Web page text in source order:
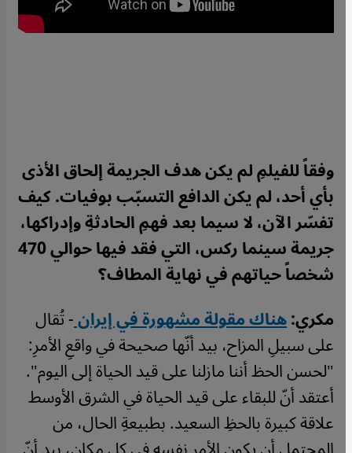
وفقاً للفيلمِ لم يكن هدف الجريمة إلحاق الأذى
بأي أحد، لم يكن الدافع التسبّب بوفيات. كيف
تفسّر الآن، لا سيما بعد فهمِ الحادثةِ وإدراكها،
جريمة سينما ركس، التي فقد فيها حوالي 470
شخصاً حياتهم في نهاية المطاف؟
مكري:هناك مقولة مشهورة في إيران- تُقال
على سبيلِ المزاح، بيد أنّها صحيحة في واقعِ الأمرِ:
"لحسن الحظ أننا مازلنا على قيد الحياة إلى اليوم".
أعتقد أنّ للبقاء على قيد الحياة في الشرق الأوسط
علاقة كبيرة بالحظِ السعيد. بطبيعةِ الحال، من